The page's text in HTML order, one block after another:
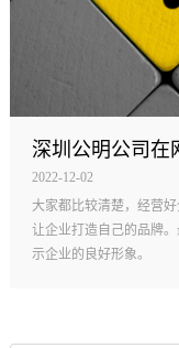
公明网站制作新
2011-04-26
创络作为第一家公明网
大，这个也并不是值得
供更加实用的网站运营思